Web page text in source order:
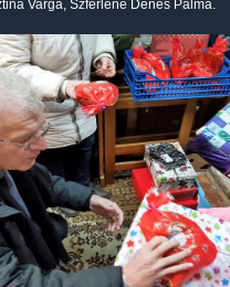
Varga, Szferléné Dénes Pálma.